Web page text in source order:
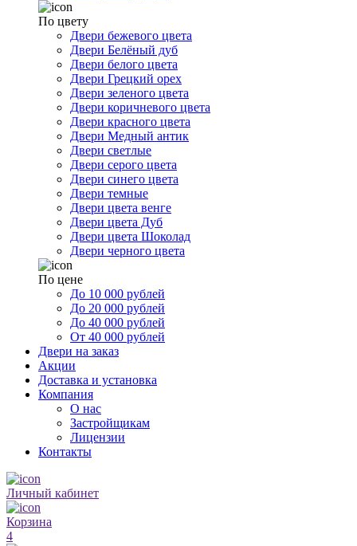
По цвету
Двери бежевого цвета
Двери Белёный дуб
Двери белого цвета
Двери Грецкий орех
Двери зеленого цвета
Двери коричневого цвета
Двери красного цвета
Двери Медный антик
Двери светлые
Двери серого цвета
Двери синего цвета
Двери темные
Двери цвета венге
Двери цвета Дуб
Двери цвета Шоколад
Двери черного цвета
По цене
До 10 000 рублей
До 20 000 рублей
До 40 000 рублей
От 40 000 рублей
Двери на заказ
Акции
Доставка и установка
Компания
О нас
Застройщикам
Лицензии
Контакты
Личный кабинет
Корзина
4